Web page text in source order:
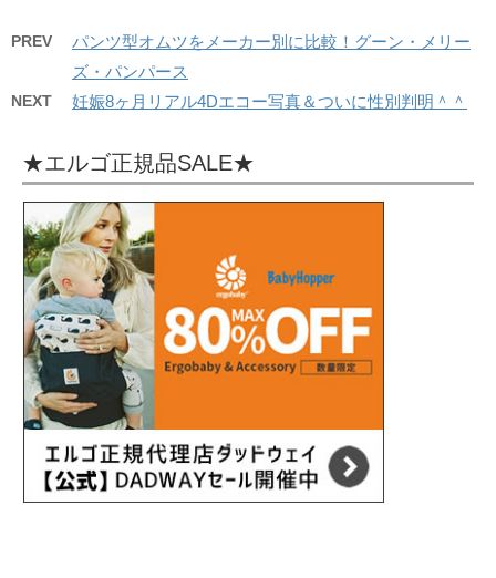
PREV
パンツ型オムツをメーカー別に比較！グーン・メリー
ズ・パンパース
NEXT 妊娠8ヶ月リアル4Dエコー写真＆ついに性別判明＾＾
★エルゴ正規品SALE★